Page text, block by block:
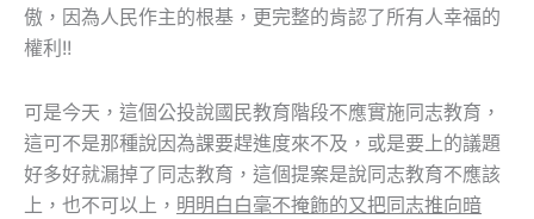
傲，因為人民作主的根基，更完整的肯認了所有人幸福的
權利!!
可是今天，這個公投說國民教育階段不應實施同志教育，
這可不是那種說因為課要趕進度來不及，或是要上的議題
好多好就漏掉了同志教育，這個提案是說同志教育不應該
上，也不可以上， 明明白白毫不掩飾的又把同志推向暗